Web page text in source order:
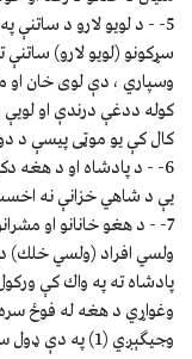
5- - د لويو لارو د
سړكونو (لويو لارو)
وسپاري ، دې لوى خان او
كوله ددغې درندې او
كال كې يو موټى پيسې د
6- - د پادشاه او د
يې د شاهي خزانې نه
7- - د هغو خانانو او
ولسي افراد (ولسي خلك)
پادشاه ته په واك كې
وغواړي د هغه له فوځ
وجيګېږي (1) په دې ډول سره ځينې نور لګښتونه هم د دولت په غاړه وو